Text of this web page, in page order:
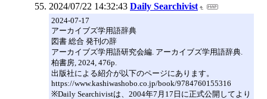
2024/07/22 14:32:43 Daily Searchivist
2024-07-17
アーカイブズ学用語辞典
図書 総合 発刊の辞
アーカイブズ学用語研究会編. アーカイブズ学用語辞典.
柏書房, 2024, 476p.
出版社による紹介が以下のページにあります。
https://www.kashiwashobo.co.jp/book/9784760155316
※Daily Searchivistは、2004年7月17日に正式公開してより